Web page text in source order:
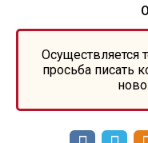
Осуществляется
просьба писать